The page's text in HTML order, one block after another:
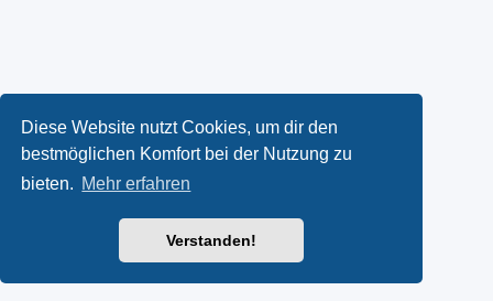
Diese Website nutzt Cookies, um dir den
bestmöglichen Komfort bei der Nutzung zu
bieten. Mehr erfahren
Verstanden!